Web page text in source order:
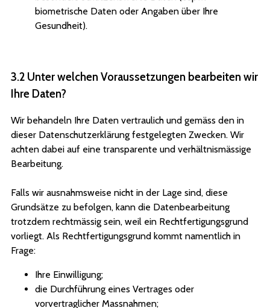
biometrische Daten oder Angaben über Ihre
Gesundheit).
3.2 Unter welchen Voraussetzungen bearbeiten wir
Ihre Daten?
Wir behandeln Ihre Daten vertraulich und gemäss den in
dieser Datenschutzerklärung festgelegten Zwecken. Wir
achten dabei auf eine transparente und verhältnismässige
Bearbeitung.
Falls wir ausnahmsweise nicht in der Lage sind, diese
Grundsätze zu befolgen, kann die Datenbearbeitung
trotzdem rechtmässig sein, weil ein Rechtfertigungsgrund
vorliegt. Als Rechtfertigungsgrund kommt namentlich in
Frage:
Ihre Einwilligung;
die Durchführung eines Vertrages oder
vorvertraglicher Massnahmen;